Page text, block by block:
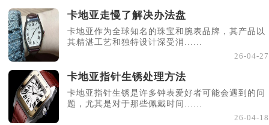
卡地亚走慢了解决办法盘
卡地亚作为全球知名的珠宝和腕表品牌，其产品以
其精湛工艺和独特设计深受消......
26-04-27
卡地亚指针生锈处理方法
卡地亚指针生锈是许多钟表爱好者可能会遇到的问
题，尤其是对于那些佩戴时间......
26-04-18